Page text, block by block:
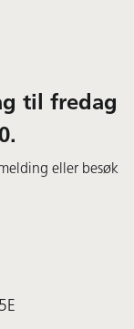
til fredag
eller besøk